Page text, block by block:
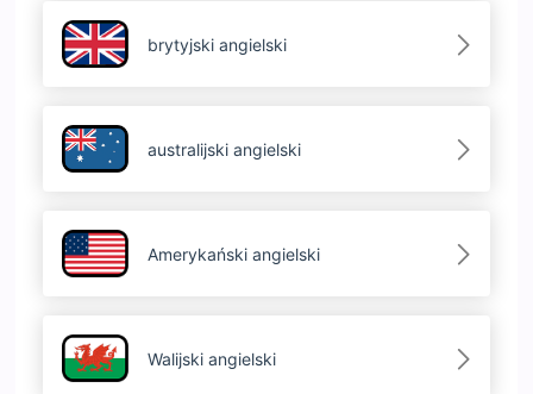
brytyjski angielski
australijski angielski
Amerykański angielski
Walijski angielski